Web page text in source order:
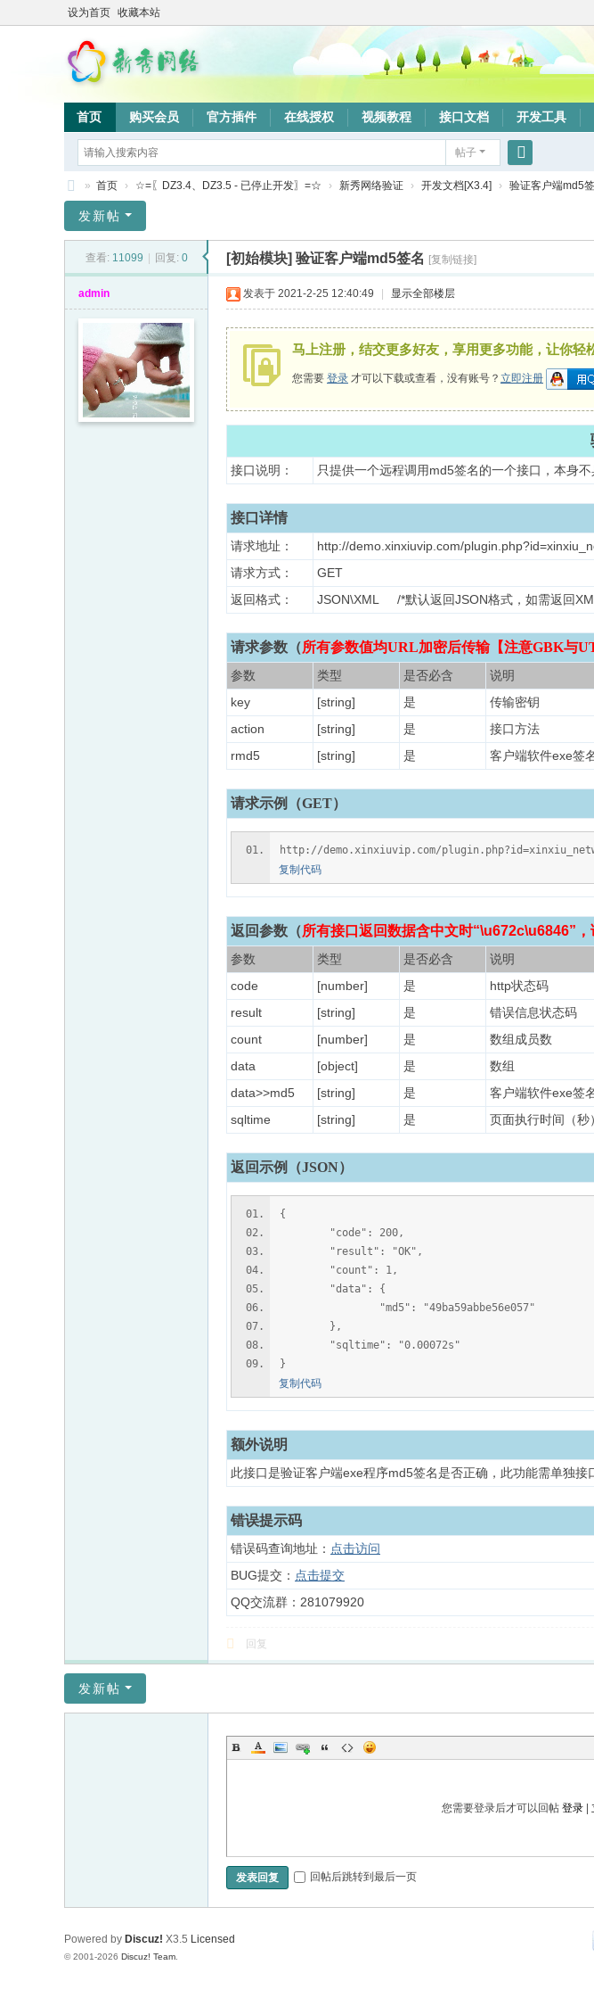
设为首页 收藏本站
首页 购买会员 官方插件 在线授权 视频教程 接口文档 开发工具
帖子
搜
秀
» 首页 › ☆=〖DZ3.4、DZ3.5 - 已停止开发〗=☆ › 新秀网络验证 › 开发文档[X3.4] › 验证客户端md5
发新帖
查看: 11099 回复: 0 [初始模块] 验证客户端md5签名 [复制链接]
admin 发表于 2021-2-25 12:40:49 显示全部楼层
马上注册，结交更多好友，享用更多功能，让你轻
您需要 登录 才可以下载或查看，没有账号？ 立即注册
接口说明： 只提供一个远程调用md5签名的一个接口，本身不
接口详情
请求地址：
http://demo.xinxiuvip.com/
请求方式：
GET
返回格式：
JSON\XML /*默认返回JSON格式，如需返回
请求参数（所有参数值均URL加密后传输【注意GBK与
参数 类型 是否必含 说明
key
[string] 是 传输密钥
action
[string] 是 接口方法
rmd5
[string] 是 客户端软件exe签
请求示例（GET）
http://demo.xinxiuvip.com/
复制代码
返回参数 （所有接口返回数据含中文时“\u672c\u6846”
参数 类型 是否必含 说明
code
[number] 是 http状态码
result
[string] 是 错误信息状态码
count
[number] 是 数组成员数
data
[object] 是
数组
data>>md5
[string] 是 客户端软件exe签
sqltime
[string] 是 页面执行时间（秒）
返回示例（JSON）
{
"code": 200,
"result": "OK",
"count": 1,
"data": {
"md5": "49ba59abbe56e057"
},
"sqltime": "0.00072s"
}
复制代码
额外说明
此接口是验证客户端exe程序md5签名是否正确，此功能需单独
错误提示码
错误码查询地址： 点击访问
BUG提交： 点击提交
QQ交流群：281079920
回复
发新帖
您需要登录后才可以回帖 登录
发表回复 回帖后跳转到最后一页
Powered by Discuz! X3.5 Licensed
© 2001-2026 Discuz! Team